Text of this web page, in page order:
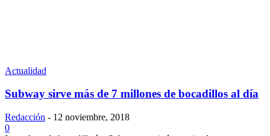
Actualidad
Subway sirve más de 7 millones de bocadillos al día
Redacción - 12 noviembre, 2018
0